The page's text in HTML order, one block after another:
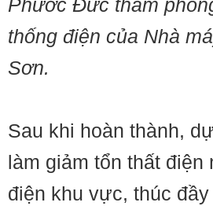
Phước Đức thăm
thống điện của Nhà
Sơn.
Sau khi hoàn thành,
làm giảm tổn thất điện
điện khu vực, thúc